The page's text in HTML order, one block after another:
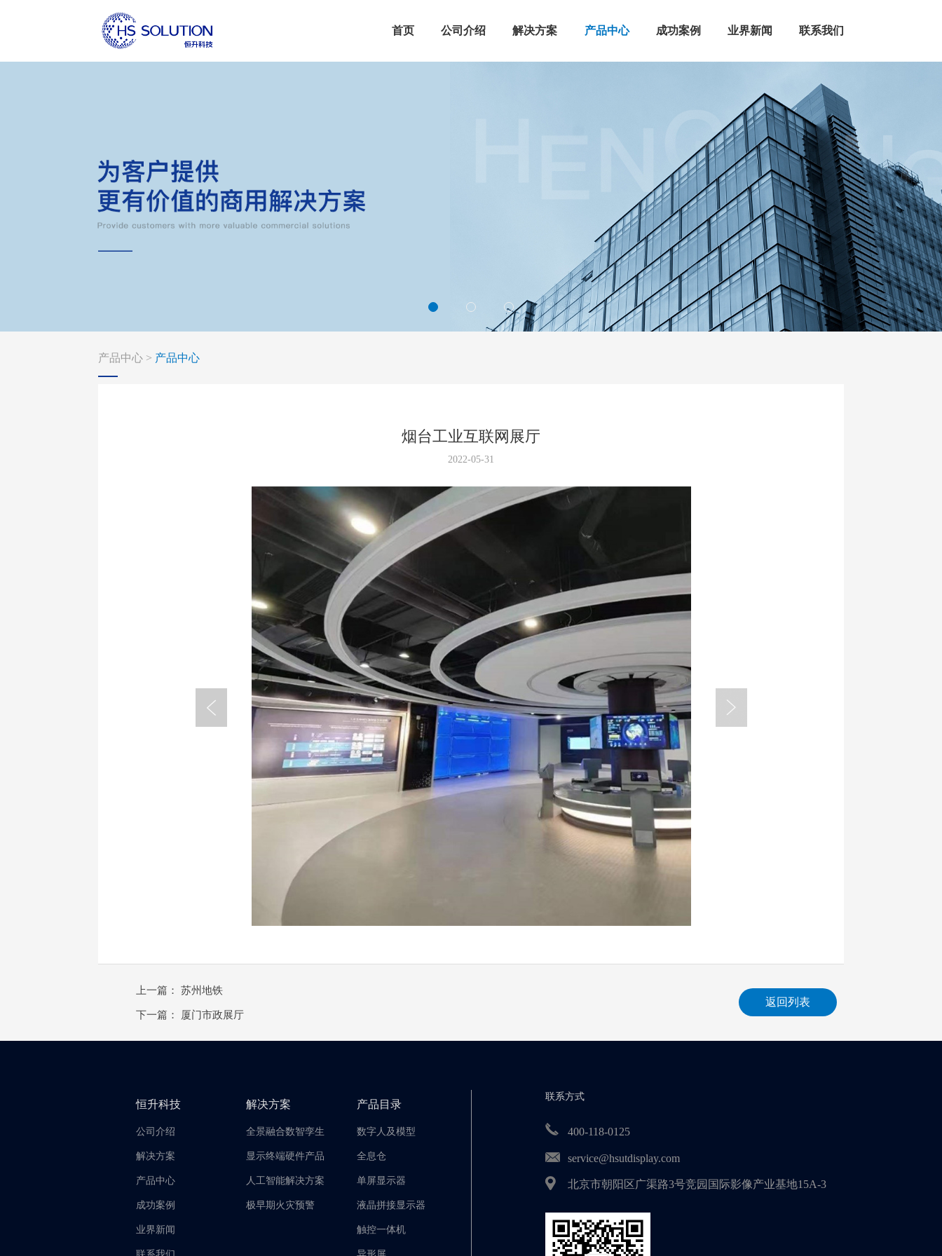
首页 公司介绍 解决方案 产品中心 成功案例 业界新闻 联系我们
产品中心 > 产品中心
烟台工业互联网展厅
2022-05-31
上一篇： 苏州地铁
下一篇： 厦门市政展厅
返回列表
恒升科技
公司介绍
解决方案
产品中心
成功案例
业界新闻
解决方案
全景融合数智孪生
显示终端硬件产品
人工智能解决方案
极早期火灾预警
产品目录
数字人及模型
全息仓
单屏显示器
液晶拼接显示器
触控一体机
联系方式
400-118-0125
service@hsutdisplay.com
北京市朝阳区广渠路3号竞园国际影像产业基地15A-3